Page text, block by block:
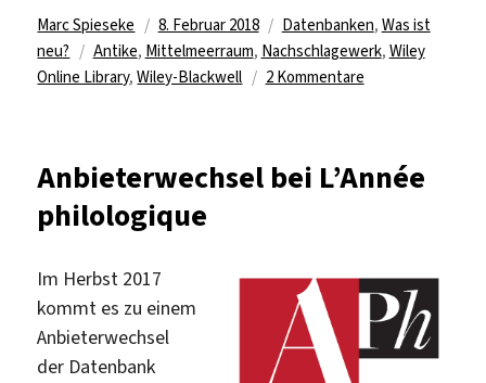
Autor
Marc Spieseke
Veröffentlicht
am
8. Februar 2018 Kategorien
Datenbanken, Was ist
neu?
Schlagwörter
Antike, Mittelmeerraum, Nachschlagewerk, Wiley
Online Library,Wiley-Blackwell 2 Kommentarezu
History“
Anbieterwechsel bei L’Année
philologique
Im Herbst 2017
kommt es zu einem
Anbieterwechsel
der Datenbank